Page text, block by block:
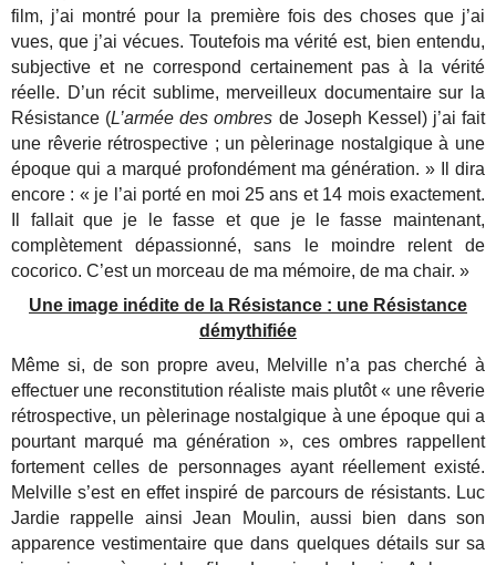
film, j’ai montré pour la première fois des choses que j’ai
vues, que j’ai vécues. Toutefois ma vérité est, bien entendu,
subjective et ne correspond certainement pas à la vérité
réelle. D’un récit sublime, merveilleux documentaire sur la
Résistance (L’armée des ombres de Joseph Kessel) j’ai fait
une rêverie rétrospective ; un pèlerinage nostalgique à une
époque qui a marqué profondément ma génération. » Il dira
encore : « je l’ai porté en moi 25 ans et 14 mois exactement.
Il fallait que je le fasse et que je le fasse maintenant,
complètement dépassionné, sans le moindre relent de
cocorico. C’est un morceau de ma mémoire, de ma chair. »
Une image inédite de la Résistance : une Résistance
démythifiée
Même si, de son propre aveu, Melville n’a pas cherché à
effectuer une reconstitution réaliste mais plutôt « une rêverie
rétrospective, un pèlerinage nostalgique à une époque qui a
pourtant marqué ma génération », ces ombres rappellent
fortement celles de personnages ayant réellement existé.
Melville s’est en effet inspiré de parcours de résistants. Luc
Jardie rappelle ainsi Jean Moulin, aussi bien dans son
apparence vestimentaire que dans quelques détails sur sa